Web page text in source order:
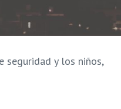
seguridad y los niños,